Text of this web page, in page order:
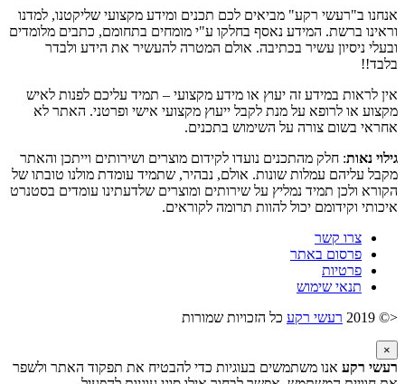
אנחנו ב"רעשי רקע" מביאים לכם תכנים ומידע מקצועי שליקטנו, למדנו
וראינו ברשת. המידע נאסף בחלקו ע"י מומחים בתחומם, כתבים מלומדים
ובעלי ניסיון עשיר בכתיבה. אולם המטרה להעשיר את הידע ולבדר
בלבד!!
אין לראות במידע זה יעוץ או מידע מקצועי – תמיד עליכם לפנות לאיש
מקצוע או לרופא על מנת לקבל ייעוץ מקצועי אישי ופרטני. האתר לא
אחראי בשום צורה על השימוש בתכנים.
גילוי נאות: חלק מהתכנים נועדו לקידום מוצרים ושירותים וייתכן והאתר
מקבל עליהם עמלות שונות. אולם, נבהיר, שתמיד עומדת מולנו טובתו של
הקורא ולכן תמיד נמליץ על שירותים ומוצרים שלדעתינו עומדים בסטנרט
איכותי וקידומם יכול להוות תרומה לקוראים.
צרו קשר
פרסום באתר
פרטיות
תנאי שימוש
<© 2019
רעשי רקע כל הזכויות שמורות
×
רעשי רקע אנו משתמשים בעוגיות כדי להבטיח את תפקוד האתר ולשפר